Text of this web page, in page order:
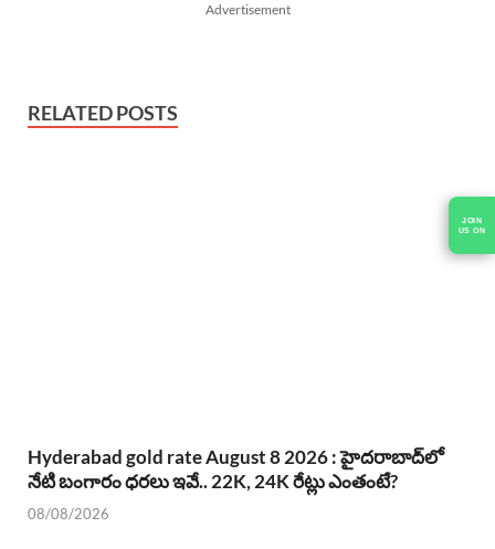
Advertisement
RELATED POSTS
Hyderabad gold rate August 8 2026 : హైదరాబాద్‌లో
నేటి బంగారం ధరలు ఇవే.. 22K, 24K రేట్లు ఎంతంటే?
08/08/2026